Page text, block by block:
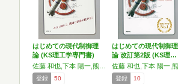
はじめての現代制御理
論 (KS理工学専門書)
登録 50
はじめての現代制御理
論 改訂第2版 (KS理…
登録 10